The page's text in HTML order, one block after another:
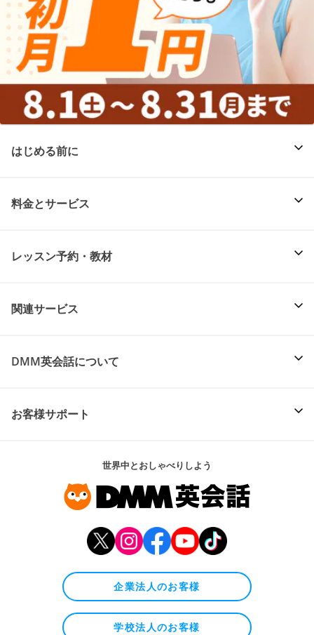
はじめる前に
料金とサービス
レッスン予約・教材
関連サービス
DMM英会話について
お客様サポート
世界中とおしゃべりしよう
企業法人のお客様
学校法人のお客様